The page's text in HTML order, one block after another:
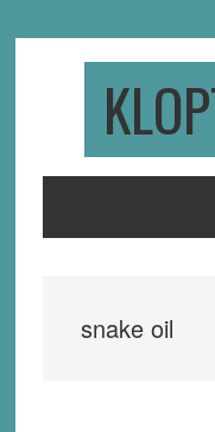
snake oil